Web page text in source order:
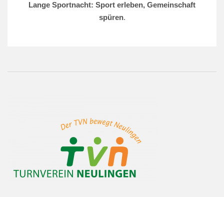
Lange Sportnacht: Sport erleben, Gemeinschaft
spüren.